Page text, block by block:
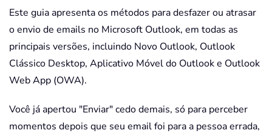
Este guia apresenta os métodos para desfazer ou atrasar
o envio de emails no Microsoft Outlook, em todas as
principais versões, incluindo Novo Outlook, Outlook
Clássico Desktop, Aplicativo Móvel do Outlook e Outlook
Web App (OWA).
Você já apertou "Enviar" cedo demais, só para perceber
momentos depois que seu email foi para a pessoa errada,